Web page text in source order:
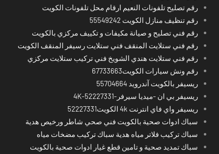
رقم تصليح تلفونات النعيم ارقام محل تلفونات الكويت
رقم تنظيف منازل الكويت 55549242
رقم فني تصليح و صيانة مكيفات و تكييف مركزي بالكويت
رقم فني ستلايت المنقف فني ستلايت رسيفر المنقف الكويت
رقم فني ستلايت هندي الشويخ فني تركيب ستلايت مركزي
رقم ونش سيارات الكويت67733663
ريسيفر بالكويت آندرويد 55704664
ريسيفر بي ان -ميديا سيرفر-4K-52227331
ريسيفر واي فاي انترنت 4k الكويت52227331
سباك ادوات صحية بالكويت فني صحي شاطر ورخيص هدية
سباك تركيب فلاتر مياه هدية سباك تركيب مضخات مياه
سباك تمديد صحية و تامين قطع غيار ادوات صحية بالكويت